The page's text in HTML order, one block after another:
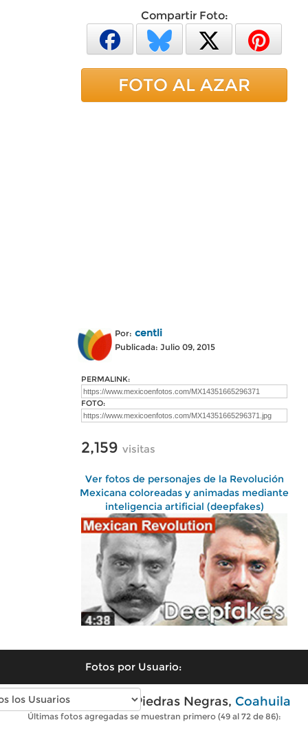
Compartir Foto:
FOTO AL AZAR
Por: centli
Publicada: Julio 09, 2015
PERMALINK:
FOTO:
2,159 visitas
Ver fotos de personajes de la Revolución
Mexicana coloreadas y animadas mediante
inteligencia artificial (deepfakes)
Fotos por Usuario:
Fotos antiguas de Piedras Negras, Coahuila
Últimas fotos agregadas se muestran primero (49 al 72 de 86):